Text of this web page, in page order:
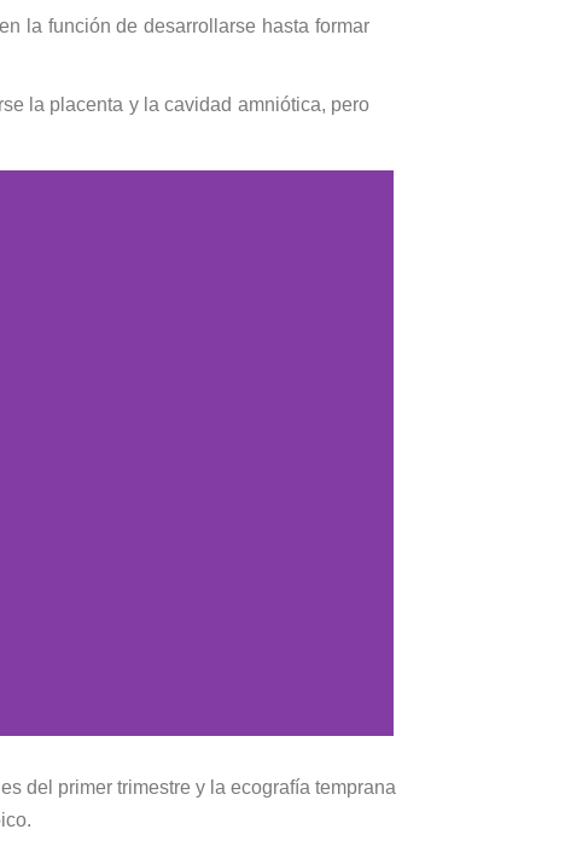
la función de desarrollarse hasta formar
la placenta y la cavidad amniótica, pero
del primer trimestre y la ecografía temprana